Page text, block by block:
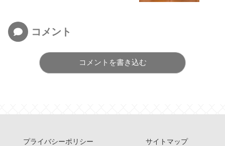
コメント
コメントを書き込む
プライバシーポリシー
サイトマップ